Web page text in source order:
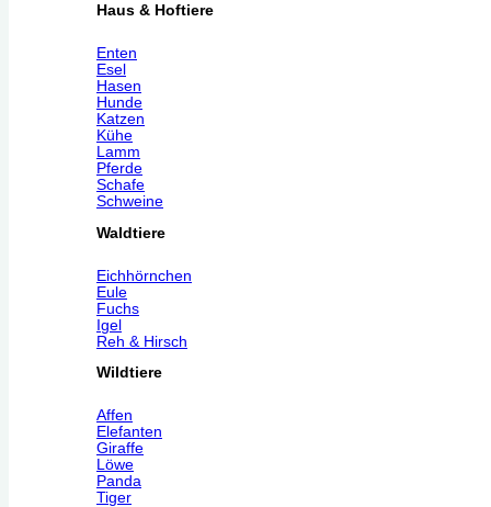
Haus & Hoftiere
Enten
Esel
Hasen
Hunde
Katzen
Kühe
Lamm
Pferde
Schafe
Schweine
Waldtiere
Eichhörnchen
Eule
Fuchs
Igel
Reh & Hirsch
Wildtiere
Affen
Elefanten
Giraffe
Löwe
Panda
Tiger